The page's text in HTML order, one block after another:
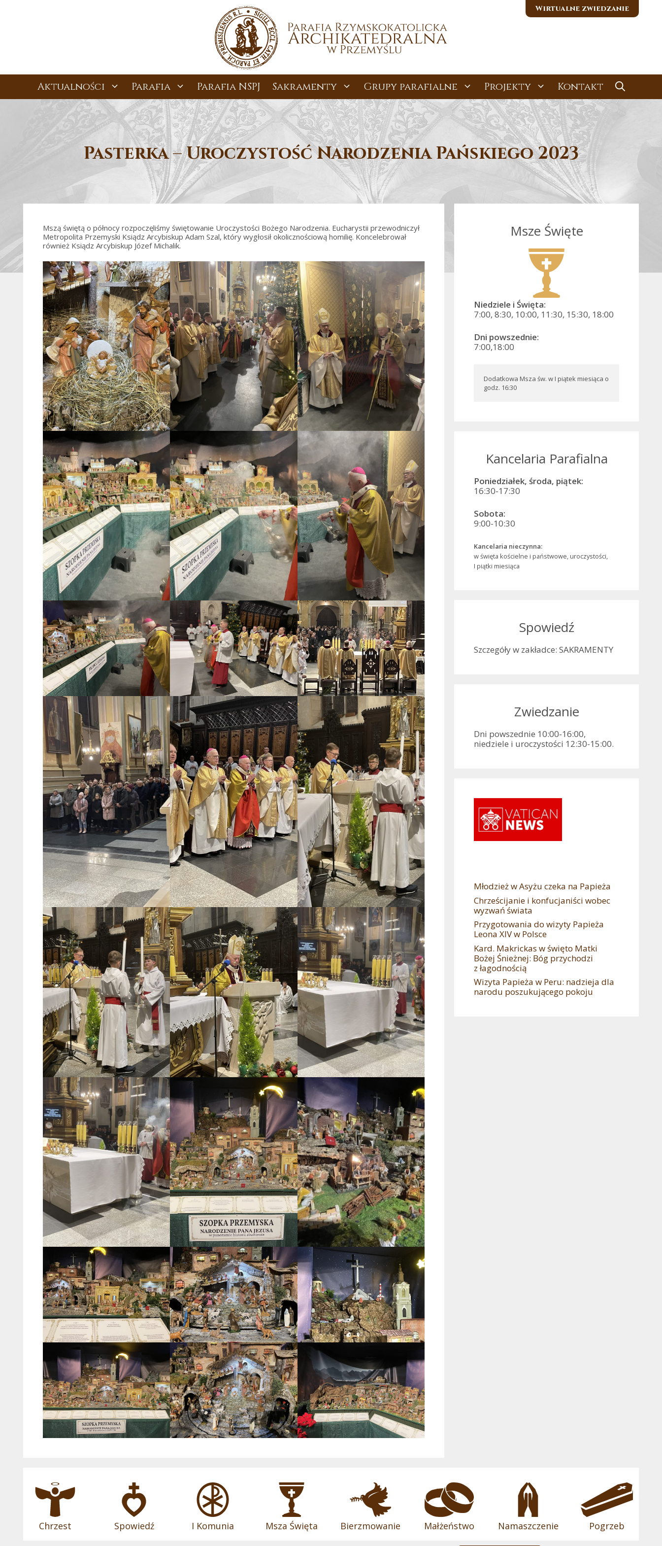
Wirtualne zwiedzanie
Aktualności Parafia Parafia NSPJ Sakramenty Grupy parafialne Projekty Kontakt
Pasterka – Uroczystość Narodzenia Pańskiego 2023
Mszą świętą o północy rozpoczęliśmy świętowanie Uroczystości Bożego Narodzenia. Eucharystii przewodniczył
Metropolita Przemyski Ksiądz Arcybiskup Adam Szal, który wygłosił okolicznościową homilię. Koncelebrował
również Ksiądz Arcybiskup Józef Michalik.
Msze Święte
Niedziele i Święta:
7:00, 8:30, 10:00, 11:30, 15:30, 18:00
Dni powszednie:
7:00,18:00
Dodatkowa Msza św. w I piątek miesiąca o
godz. 16:30
Kancelaria Parafialna
Poniedziałek, środa, piątek:
16:30-17:30
Sobota:
9:00-10:30
Kancelaria nieczynna:
w święta kościelne i państwowe, uroczystości,
I piątki miesiąca
Spowiedź
Szczegóły w zakładce: SAKRAMENTY
Zwiedzanie
Dni powszednie 10:00-16:00,
niedziele i uroczystości 12:30-15:00.
Młodzież w Asyżu czeka na Papieża
Chrześcijanie i konfucjaniści wobec
wyzwań świata
Przygotowania do wizyty Papieża
Leona XIV w Polsce
Kard. Makrickas w święto Matki
Bożej Śnieżnej: Bóg przychodzi
z łagodnością
Wizyta Papieża w Peru: nadzieja dla
narodu poszukującego pokoju
Chrzest Spowiedź I Komunia Msza Święta Bierzmowanie Małżeństwo Namaszczenie Pogrzeb